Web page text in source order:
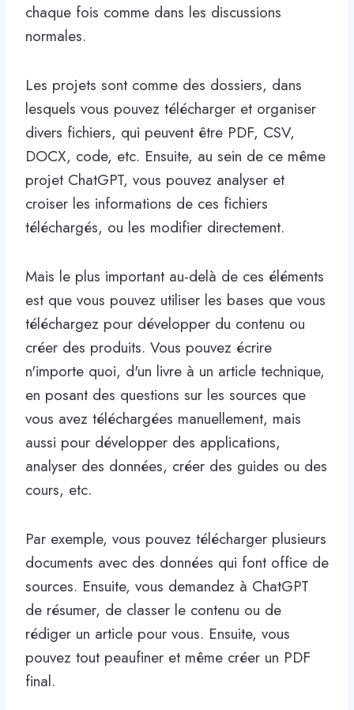
chaque fois comme dans les discussions
normales.
Les projets sont comme des dossiers, dans
lesquels vous pouvez télécharger et organiser
divers fichiers, qui peuvent être PDF, CSV,
DOCX, code, etc. Ensuite, au sein de ce même
projet ChatGPT, vous pouvez analyser et
croiser les informations de ces fichiers
téléchargés, ou les modifier directement.
Mais le plus important au-delà de ces éléments
est que vous pouvez utiliser les bases que vous
téléchargez pour développer du contenu ou
créer des produits. Vous pouvez écrire
n'importe quoi, d'un livre à un article technique,
en posant des questions sur les sources que
vous avez téléchargées manuellement, mais
aussi pour développer des applications,
analyser des données, créer des guides ou des
cours, etc.
Par exemple, vous pouvez télécharger plusieurs
documents avec des données qui font office de
sources. Ensuite, vous demandez à ChatGPT
de résumer, de classer le contenu ou de
rédiger un article pour vous. Ensuite, vous
pouvez tout peaufiner et même créer un PDF
final.